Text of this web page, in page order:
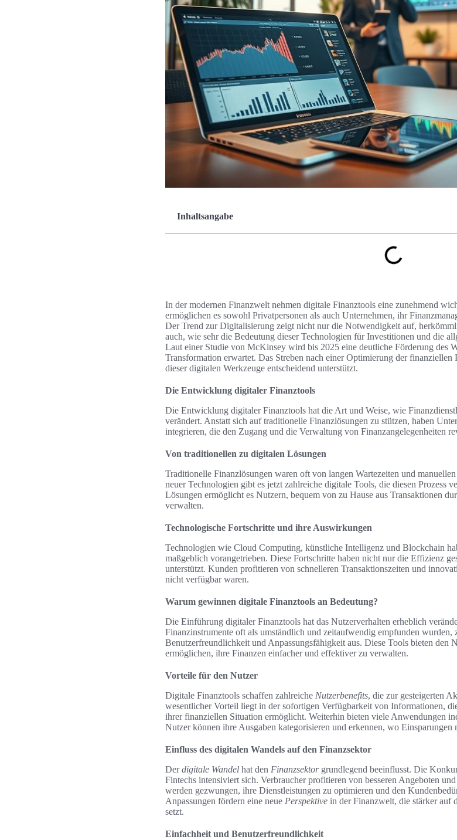
Inhaltsangabe
In der modernen Finanzwelt nehmen digitale Finanztools eine zunehmend
ermöglichen es sowohl Privatpersonen als auch Unternehmen, ihr
Der Trend zur Digitalisierung zeigt nicht nur die Notwendigkeit auf,
auch, wie sehr die Bedeutung dieser Technologien für Investitionen und die
Laut einer Studie von McKinsey wird bis 2025 eine deutliche Förderung des
Transformation erwartet. Das Streben nach einer Optimierung der
dieser digitalen Werkzeuge entscheidend unterstützt.
Die Entwicklung digitaler Finanztools
Die Entwicklung digitaler Finanztools hat die Art und Weise, wie
verändert. Anstatt sich auf traditionelle Finanzlösungen zu stützen, haben
integrieren, die den Zugang und die Verwaltung von Finanzangelegenheiten
Von traditionellen zu digitalen Lösungen
Traditionelle Finanzlösungen waren oft von langen Wartezeiten und
neuer Technologien gibt es jetzt zahlreiche digitale Tools, die diesen Prozess
Lösungen ermöglicht es Nutzern, bequem von zu Hause aus Transaktionen
verwalten.
Technologische Fortschritte und ihre Auswirkungen
Technologien wie Cloud Computing, künstliche Intelligenz und Blockchain
maßgeblich vorangetrieben. Diese Fortschritte haben nicht nur die Effizienz
unterstützt. Kunden profitieren von schnelleren Transaktionszeiten und
nicht verfügbar waren.
Warum gewinnen digitale Finanztools an Bedeutung?
Die Einführung digitaler Finanztools hat das Nutzerverhalten erheblich
Finanzinstrumente oft als umständlich und zeitaufwendig empfunden
Benutzerfreundlichkeit und Anpassungsfähigkeit aus. Diese Tools bieten den
ermöglichen, ihre Finanzen einfacher und effektiver zu verwalten.
Vorteile für den Nutzer
Digitale Finanztools schaffen zahlreiche Nutzerbenefits, die zur gesteigerten
wesentlicher Vorteil liegt in der sofortigen Verfügbarkeit von Informationen,
ihrer finanziellen Situation ermöglicht. Weiterhin bieten viele Anwendungen
Nutzer können ihre Ausgaben kategorisieren und erkennen, wo Einsparungen
Einfluss des digitalen Wandels auf den Finanzsektor
Derdigitale Wandel hat den Finanzsektorgrundlegend beeinflusst. Die
Fintechs intensiviert sich. Verbraucher profitieren von besseren Angeboten
werden gezwungen, ihre Dienstleistungen zu optimieren und den
Anpassungen fördern eine neue Perspektive in der Finanzwelt, die stärker auf
setzt.
Einfachheit und Benutzerfreundlichkeit